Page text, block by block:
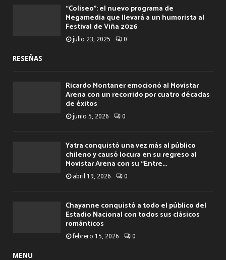
“Coliseo”: el nuevo programa de
Megamedia que llevará a un humorista al
Festival de Viña 2026
julio 23, 2025 0
RESEÑAS
Ricardo Montaner emocionó al Movistar
Arena con un recorrido por cuatro décadas
de éxitos
junio 5, 2026 0
Yatra conquistó una vez más al público
chileno y causó locura en su regreso al
Movistar Arena con su “Entre...
abril 19, 2026 0
Chayanne conquistó a todo el público del
Estadio Nacional con todos sus clásicos
románticos
febrero 15, 2026 0
MENU